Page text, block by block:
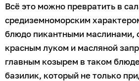
Всё это можно превратить в
средиземноморским
блюдо пикантными маслинами,
красным луком и масляной
главным козырем в таком
базилик, который не только